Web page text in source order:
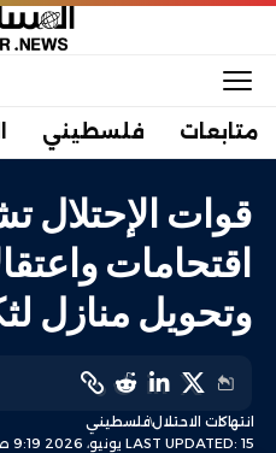
متابعات فلسطيني
قوات الإحتلال
اقتحامات
وتحويل منازل
LAST UPDATED: 15 يونيو، 2026 9:19 ص
انتهاكات الاحتلالفلسطيني